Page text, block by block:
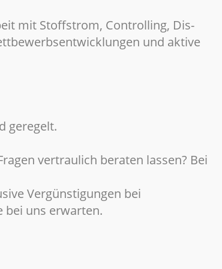
mit Stoffstrom, Controlling, Dis-
und aktive
geregelt.
vertraulich beraten lassen? Bei
Vergünstigungen bei
bei uns erwarten.